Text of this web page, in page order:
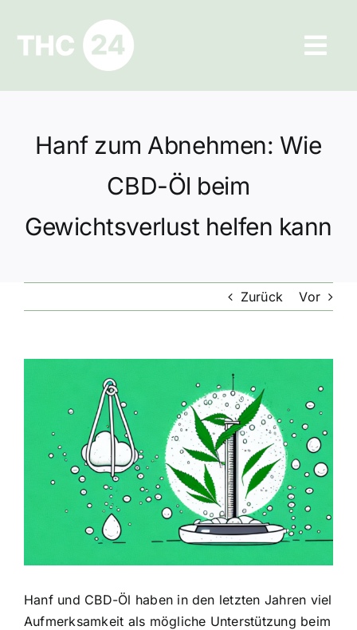
springen
Ratgeber
Hilfe und Kontakt
Hanf zum Abnehmen: Wie
CBD-Öl beim
Gewichtsverlust helfen kann
Zurück Vor
Hanf und CBD-Öl haben in den letzten Jahren viel
Aufmerksamkeit als mögliche Unterstützung beim